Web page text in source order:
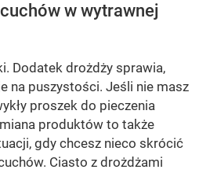
w wytrawnej
Dodatek drożdży sprawia,
na puszystości. Jeśli nie masz
proszek do pieczenia
produktów to także
gdy chcesz nieco skrócić
Ciasto z drożdżami